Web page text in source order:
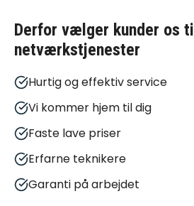
Derfor vælger kunder os til
netværkstjenester
Hurtig og effektiv service
Vi kommer hjem til dig
Faste lave priser
Erfarne teknikere
Garanti på arbejdet